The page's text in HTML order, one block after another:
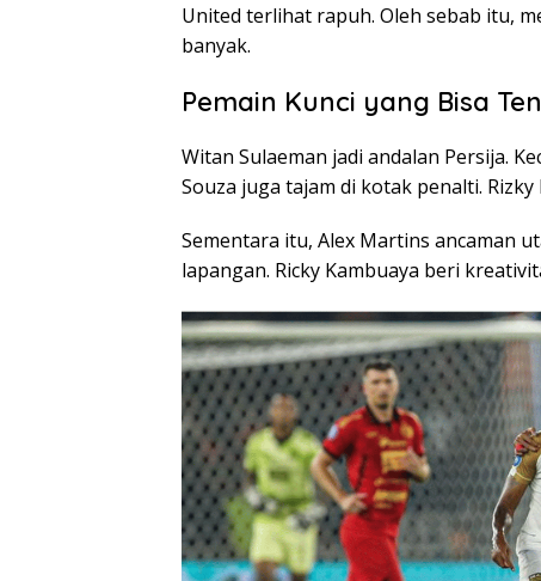
United terlihat rapuh. Oleh sebab itu,
banyak.
Pemain Kunci yang Bisa
Witan Sulaeman jadi andalan Persija.
Souza juga tajam di kotak penalti.
Sementara itu, Alex Martins ancaman
lapangan. Ricky Kambuaya beri